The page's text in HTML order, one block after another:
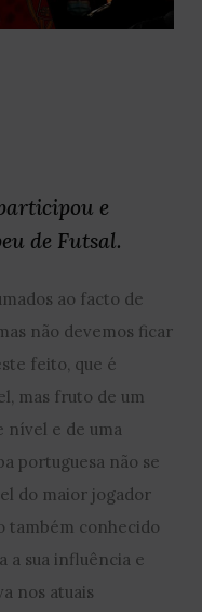
e
de Futsal.
ao facto de
não devemos ficar
feito, que é
mas fruto de um
nível e de uma
portuguesa não se
do maior jogador
também conhecido
a sua influência e
nos atuais